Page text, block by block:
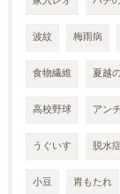
波紋 梅雨病
食物繊維 夏越
高校野球 アン
うぐいす 脱水
小豆 胃もたれ